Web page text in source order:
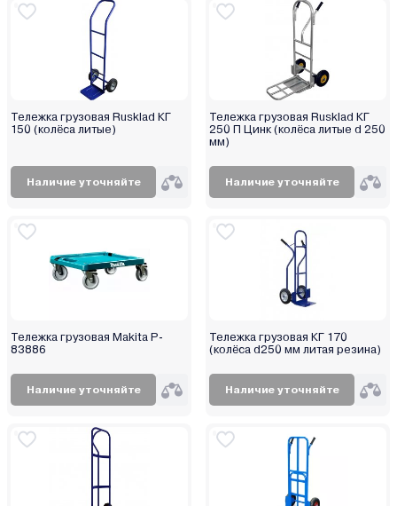
Тележка грузовая Rusklad КГ
150 (колёса литые)
Наличие уточняйте
Тележка грузовая Rusklad КГ
250 П Цинк (колёса литые d 250
мм)
Наличие уточняйте
Тележка грузовая Makita P-
83886
Наличие уточняйте
Тележка грузовая КГ 170
(колёса d250 мм литая резина)
Наличие уточняйте